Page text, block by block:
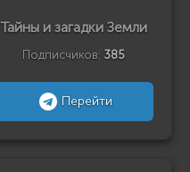
Тайны и загадки Земли
Подписчиков: 385
Перейти